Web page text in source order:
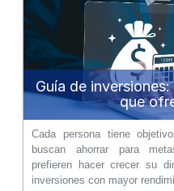
Guía de
que
Cada persona tiene
buscan ahorrar para
prefieren hacer crecer su
inversiones con mayor